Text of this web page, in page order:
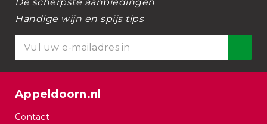
Handige wijn en spijs tips
Appeldoorn.nl
Contact